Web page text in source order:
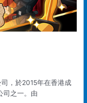
，於2015年在香港成
司之一。由